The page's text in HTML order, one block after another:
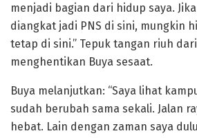
menjadi bagian dari hidup saya.
diangkat jadi PNS di sini, mungkin
tetap di sini.” Tepuk tangan riuh
menghentikan Buya sesaat.
Buya melanjutkan: “Saya lihat
sudah berubah sama sekali. Jalan
hebat. Lain dengan zaman saya